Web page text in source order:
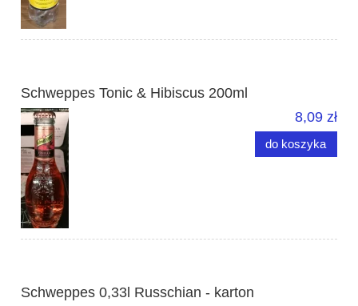
Schweppes Tonic & Hibiscus 200ml
8,09 zł
do koszyka
Schweppes 0,33l Russchian - karton